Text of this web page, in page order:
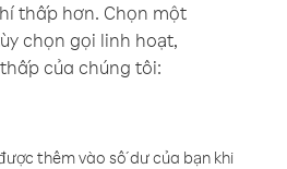
thấp hơn. Chọn một
chọn gọi linh hoạt,
của chúng tôi:
thêm vào số dư của bạn khi